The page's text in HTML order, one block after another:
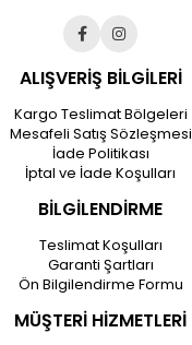
ALIŞVERİŞ BİLGİLERİ
Kargo Teslimat Bölgeleri
Mesafeli Satış Sözleşmesi
İade Politikası
İptal ve İade Koşulları
BİLGİLENDİRME
Teslimat Koşulları
Garanti Şartları
Ön Bilgilendirme Formu
MÜŞTERİ HİZMETLERİ